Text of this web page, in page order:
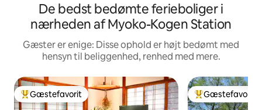
De bedst bedømte ferieboliger i
nærheden af Myoko-Kogen Station
Gæster er enige: Disse ophold er højt bedømt med
hensyn til beliggenhed, renhed med mere.
Bedste gæstefavorit
Gæstefavorit Bedste
Gæstefavorit